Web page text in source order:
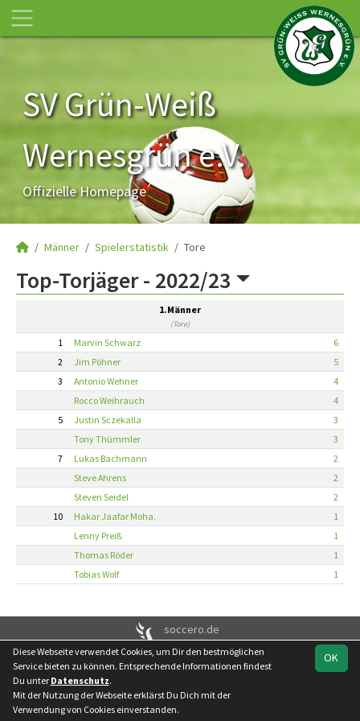
SV Grün-Weiß
Wernesgrün e.V.
Offizielle Homepage
Männer Spielerstatistik Tore
Top-Torjäger - 2022/23
1.Männer
(Tore)
1 Marvin Schwarz
6
2
Jim Pöhner
5
3
Antonio Wehner
4
Rocco Weihrauch
4
5
Justin Sczekalla
3
Tony Thümmler
3
7
Lukas Bachmann
2
Steve Ahrens
2
Steven Seidel
2
10
Hakar Jaafar Moha.
1
Lenny Preiß
1
Thomas Röder
1
Tobias Wolf
1
soccero.de
Besucherstatistik Kontakt Impressum
Geburtstage
OK
Diese Webseite verwendet Cookies, um Dir den bestmöglichen
Service bieten zu können. Entsprechende Informationen findest
Du unter Datenschutz.
Mit der Nutzung der Webseite erklärst Du Dich mit der
Verwendung von Cookies einverstanden.